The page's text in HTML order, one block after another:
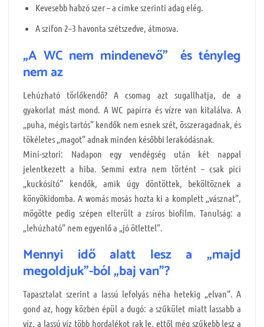
Kevesebb habzó szer – a címke szerinti adag elég.
A szifon 2–3 havonta szétszedve, átmosva.
„A WC nem mindenevő” és tényleg
nem az
Lehúzható törlőkendő? A csomag azt sugallhatja, de a
gyakorlat mást mond. A WC papírra és vízre van kitalálva. A
„puha, mégis tartós” kendők nem esnek szét, összeragadnak, és
tökéletes „magot” adnak minden későbbi lerakódásnak.
Mini-sztori: Nadapon egy vendégség után két nappal
jelentkezett a hiba. Semmi extra nem történt – csak pici
„kuckósító” kendők, amik úgy döntöttek, beköltöznek a
könyökidomba. A womás mosás hozta ki a komplett „vásznat”,
mögötte pedig szépen elterült a zsíros biofilm. Tanulság: a
„lehúzható” nem egyenlő a „jó ötlettel”.
Mennyi idő alatt lesz a „majd
megoldjuk”-ból „baj van”?
Tapasztalat szerint a lassú lefolyás néha hetekig „elvan”. A
gond az, hogy közben épül a dugó: a szűkület miatt lassabb a
víz, a lassú víz több hordalékot rak le, ettől még szűkebb lesz a